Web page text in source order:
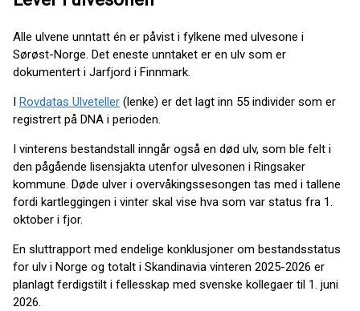
Alle ulvene unntatt én er påvist i fylkene med ulvesone i
Sørøst-Norge. Det eneste unntaket er en ulv som er
dokumentert i Jarfjord i Finnmark.
I Rovdatas Ulveteller (lenke) er det lagt inn 55 individer som er
registrert på DNA i perioden.
I vinterens bestandstall inngår også en død ulv, som ble felt i
den pågående lisensjakta utenfor ulvesonen i Ringsaker
kommune. Døde ulver i overvåkingssesongen tas med i tallene
fordi kartleggingen i vinter skal vise hva som var status fra 1.
oktober i fjor.
En sluttrapport med endelige konklusjoner om bestandsstatus
for ulv i Norge og totalt i Skandinavia vinteren 2025-2026 er
planlagt ferdigstilt i fellesskap med svenske kollegaer til 1. juni
2026.